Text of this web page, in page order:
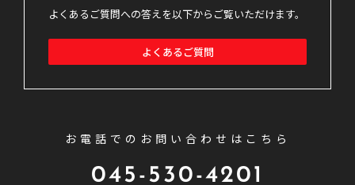
よくあるご質問への答えを以下からご覧いただけます。
よくあるご質問
お電話でのお問い合わせはこちら
045-530-4201